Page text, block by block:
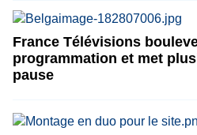
France Télévisions
programmation et met
pause